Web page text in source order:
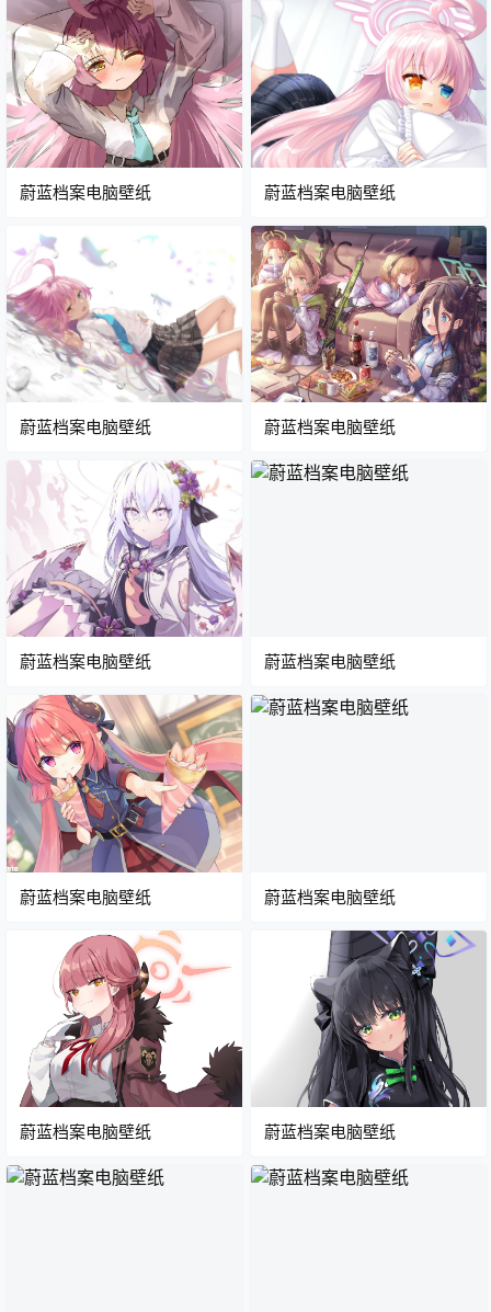
蔚蓝档案电脑壁纸 蔚蓝档案电脑壁纸
蔚蓝档案电脑壁纸 蔚蓝档案电脑壁纸
蔚蓝档案电脑壁纸 蔚蓝档案电脑壁纸
蔚蓝档案电脑壁纸 蔚蓝档案电脑壁纸
蔚蓝档案电脑壁纸 蔚蓝档案电脑壁纸